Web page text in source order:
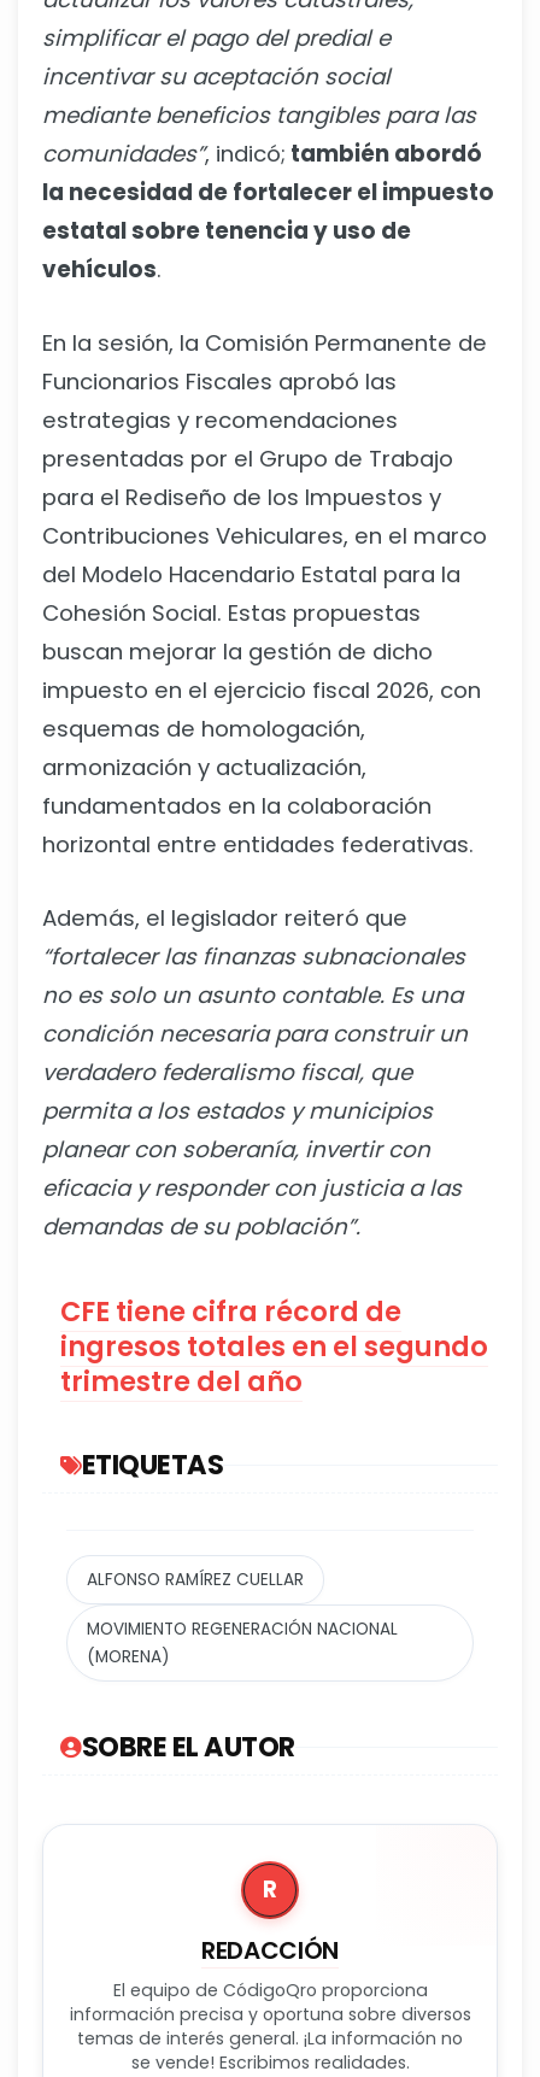
simplificar el pago del predial e
incentivar su aceptación social
mediante beneficios tangibles para las
comunidades”, indicó; también abordó
la necesidad de fortalecer el impuesto
estatal sobre tenencia y uso de
vehículos.
En la sesión, la Comisión Permanente de
Funcionarios Fiscales aprobó las
estrategias y recomendaciones
presentadas por el Grupo de Trabajo
para el Rediseño de los Impuestos y
Contribuciones Vehiculares, en el marco
del Modelo Hacendario Estatal para la
Cohesión Social. Estas propuestas
buscan mejorar la gestión de dicho
impuesto en el ejercicio fiscal 2026, con
esquemas de homologación,
armonización y actualización,
fundamentados en la colaboración
horizontal entre entidades federativas.
Además, el legislador reiteró que
“fortalecer las finanzas subnacionales
no es solo un asunto contable. Es una
condición necesaria para construir un
verdadero federalismo fiscal, que
permita a los estados y municipios
planear con soberanía, invertir con
eficacia y responder con justicia a las
demandas de su población”.
​CFE tiene cifra récord de
ingresos totales en el segundo
trimestre del año
ETIQUETAS
ALFONSO RAMÍREZ CUELLAR
MOVIMIENTO REGENERACIÓN NACIONAL
(MORENA)
SOBRE EL AUTOR
R
REDACCIÓN
El equipo de CódigoQro proporciona
información precisa y oportuna sobre diversos
temas de interés general. ¡La información no
se vende! Escribimos realidades.